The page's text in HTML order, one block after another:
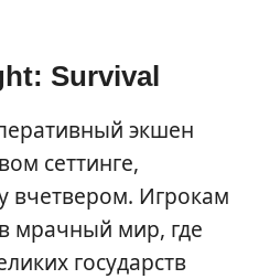
Survival
экшен
сеттинге,
вчетвером. Игрокам
мрачный мир, где
государств